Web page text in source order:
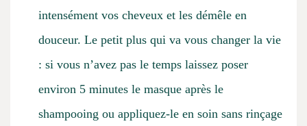
intensément vos cheveux et les démêle en
douceur. Le petit plus qui va vous changer la vie
: si vous n’avez pas le temps laissez poser
environ 5 minutes le masque après le
shampooing ou appliquez-le en soin sans rinçage